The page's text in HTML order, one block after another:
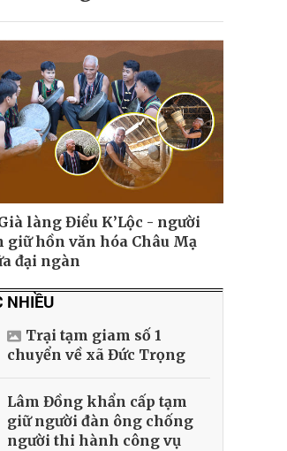
làng Điểu K’Lộc - người
giữ hồn văn hóa Châu Mạ
đại ngàn
NHIỀU
Trại tạm giam số 1
chuyển về xã Đức Trọng
Lâm Đồng khẩn cấp tạm
giữ người đàn ông chống
người thi hành công vụ